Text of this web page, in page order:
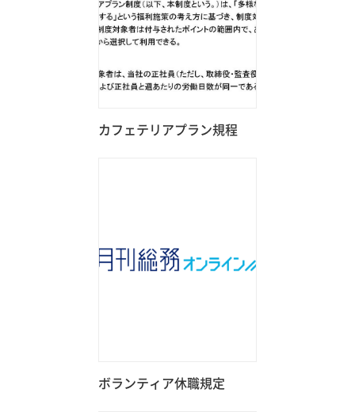
カフェテリアプラン規程
ボランティア休職規定